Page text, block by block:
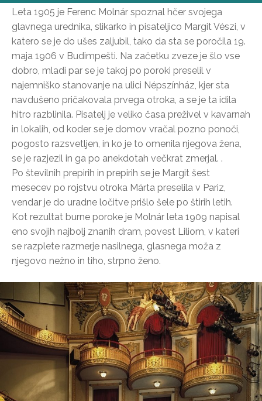
Leta 1905 je Ferenc Molnár spoznal hčer svojega
glavnega urednika, slikarko in pisateljico Margit Vészi, v
katero se je do ušes zaljubil, tako da sta se poročila 19.
maja 1906 v Budimpešti. Na začetku zveze je šlo vse
dobro, mladi par se je takoj po poroki preselil v
najemniško stanovanje na ulici Népszínház, kjer sta
navdušeno pričakovala prvega otroka, a se je ta idila
hitro razblinila. Pisatelj je veliko časa preživel v kavarnah
in lokalih, od koder se je domov vračal pozno ponoči,
pogosto razsvetljen, in ko je to omenila njegova žena,
se je razjezil in ga po anekdotah večkrat zmerjal. .
Po številnih prepirih in prepirih se je Margit šest
mesecev po rojstvu otroka Márta preselila v Pariz,
vendar je do uradne ločitve prišlo šele po štirih letih.
Kot rezultat burne poroke je Molnár leta 1909 napisal
eno svojih najbolj znanih dram, povest Liliom, v kateri
se razplete razmerje nasilnega, glasnega moža z
njegovo nežno in tiho, strpno ženo.